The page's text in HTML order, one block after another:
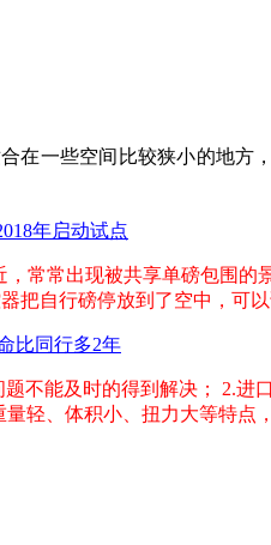
在一些空间比较狭小的地方
年启动试点
常常出现被共享单磅包围的
把自行磅停放到了空中，可
比同行多2年
不能及时的得到解决； 2.进
轻、体积小、扭力大等特点